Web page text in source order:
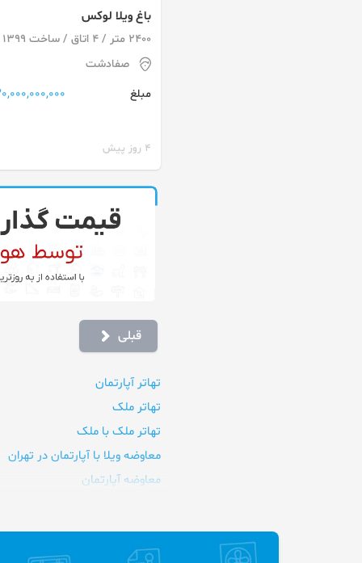
باغ ويلا لوكس
2400 متر / 4 اتاق / ساخت 1399
صفادشت
مبلغ
120,000,000,000
4 روز پیش
قبلی
تهاتر آپارتمان
تهاتر ملک
تهاتر ملک با ملک
معاوضه ویلا با آپارتمان در تهران
معاوضه آپارتمان
معاوضه آپارتمان با خانه ویلایی
معاوضه زمین با آپارتمان در شمال